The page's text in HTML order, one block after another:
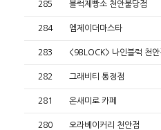
285 블럭제빵소 천안불당점
284 엠제이더마스타
283 <9BLOCK> 나인블럭 천안
282 그래비티 통정점
281 온새미로 카페
280 오라베이커리 천안점